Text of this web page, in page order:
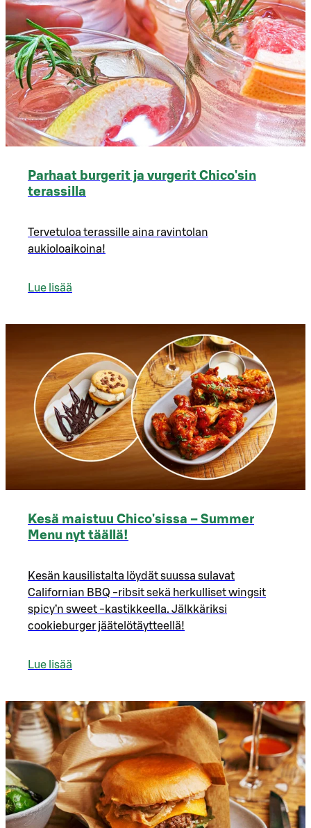
Parhaat burgerit ja vurgerit Chico'sin
terassilla
Tervetuloa terassille aina ravintolan
aukioloaikoina!
Lue lisää
Kesä maistuu Chico'sissa – Summer
Menu nyt täällä!
Kesän kausilistalta löydät suussa sulavat
Californian BBQ -ribsit sekä herkulliset wingsit
spicy’n sweet -kastikkeella. Jälkkäriksi
cookieburger jäätelötäytteellä!
Lue lisää